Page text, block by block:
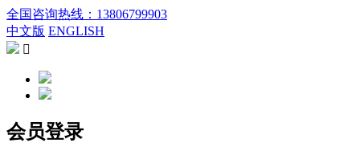
全国咨询热线：13806799903
中文版 ENGLISH

会员登录